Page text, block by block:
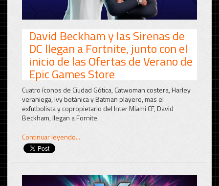
David Beckham y las Sirenas de
DC llegan a Fortnite, junto con el
inicio de las Ofertas de Verano de
Epic Games Store
Cuatro íconos de Ciudad Gótica, Catwoman costera, Harley
veraniega, Ivy botánica y Batman playero, mas el
exfutbolista y copropietario del Inter Miami CF, David
Beckham, llegan a Fornite.
Continuar leyendo...